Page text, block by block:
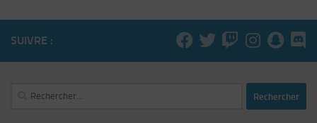
SUIVRE :
Rechercher :